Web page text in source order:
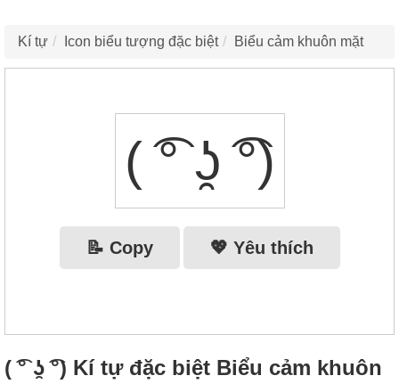
Kí tự Icon biểu tượng đặc biệt Biểu cảm khuôn mặt
( ͡° ʖ̯ ͡°)
📝 Copy 💖 Yêu thích
( ͡° ʖ̯ ͡°) Kí tự đặc biệt Biểu cảm khuôn